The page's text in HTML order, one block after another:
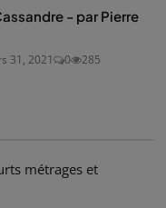
- par Pierre
31, 2021 0 285
métrages et